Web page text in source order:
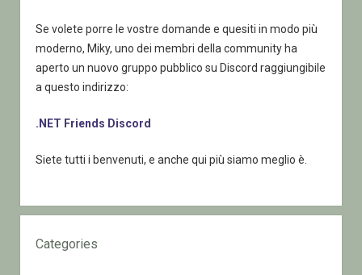
Se volete porre le vostre domande e quesiti in modo più
moderno, Miky, uno dei membri della community ha
aperto un nuovo gruppo pubblico su Discord raggiungibile
a questo indirizzo:
.NET Friends Discord
Siete tutti i benvenuti, e anche qui più siamo meglio è.
Categories